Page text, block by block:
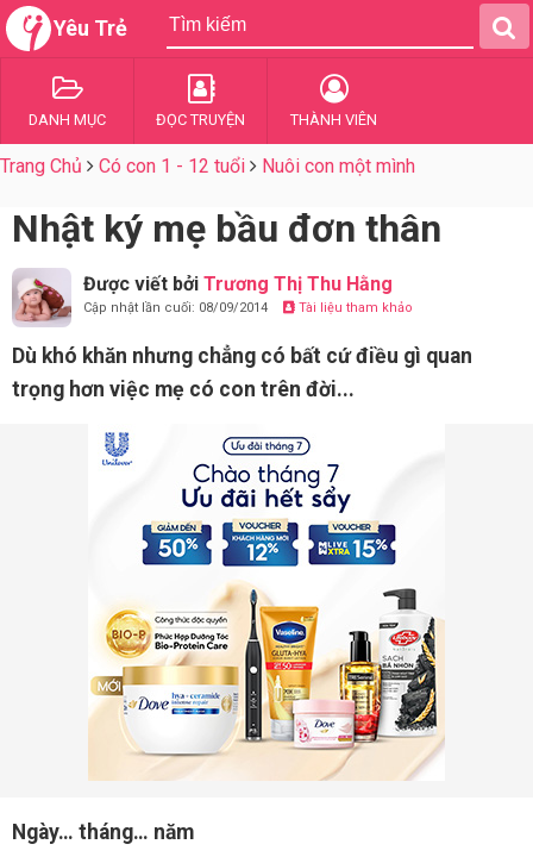
Yêu Trẻ
DANH MỤC ĐỌC TRUYỆN THÀNH VIÊN
Trang Chủ Có con 1 - 12 tuổi Nuôi con một mình
Nhật ký mẹ bầu đơn thân
Được viết bởi Trương Thị Thu Hằng
Cập nhật lần cuối: 08/09/2014 Tài liệu tham khảo
Dù khó khăn nhưng chẳng có bất cứ điều gì quan
trọng hơn việc mẹ có con trên đời...
Ngày… tháng… năm